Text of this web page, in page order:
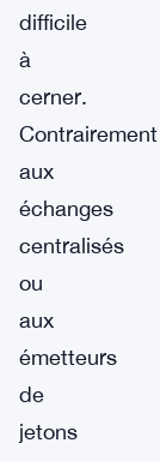
difficile
à
cerner.
Contrairement
aux
échanges
centralisés
ou
aux
émetteurs
de
jetons